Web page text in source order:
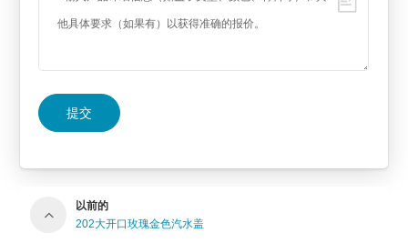
提交
以前的
202大开口玫瑰金色汽水盖